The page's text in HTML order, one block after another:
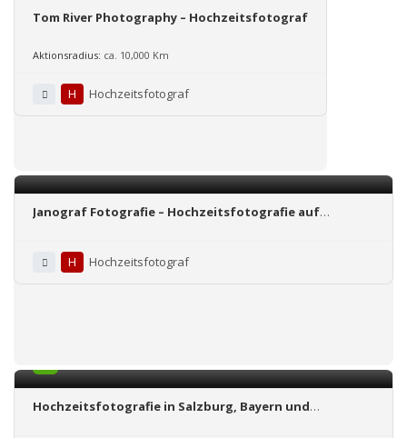
Tom River Photography – Hochzeitsfotograf
Aktionsradius: ca. 10,000 Km
H Hochzeitsfotograf
Janograf Fotografie – Hochzeitsfotografie auf
H
Hochzeitsfotograf
Hochzeitsfotografie in Salzburg, Bayern und